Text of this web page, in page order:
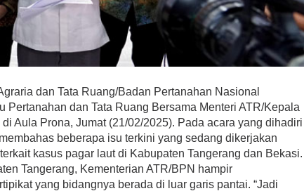
dan Tata Ruang/Badan Pertanahan Nasional
Pertanahan dan Tata Ruang Bersama Menteri ATR/Kepala
Aula Prona, Jumat (21/02/2025). Pada acara yang dihadiri
beberapa isu terkini yang sedang dikerjakan
kasus pagar laut di Kabupaten Tangerang dan Bekasi.
Tangerang, Kementerian ATR/BPN hampir
yang bidangnya berada di luar garis pantai. “Jadi